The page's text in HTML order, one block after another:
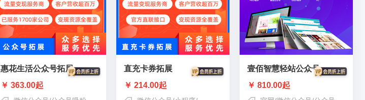
惠花生活公众号拓展
￥ 363.00起
直充卡券拓展
￥ 214.00起
壹佰智慧轻站公众号
￥ 810.00起